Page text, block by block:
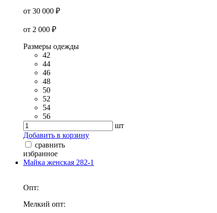
от 30 000 ₽
от 2 000 ₽
Размеры одежды
42
44
46
48
50
52
54
56
шт
Добавить в корзину
сравнить
избранное
Майка женская 282-1
Опт:
Мелкий опт: